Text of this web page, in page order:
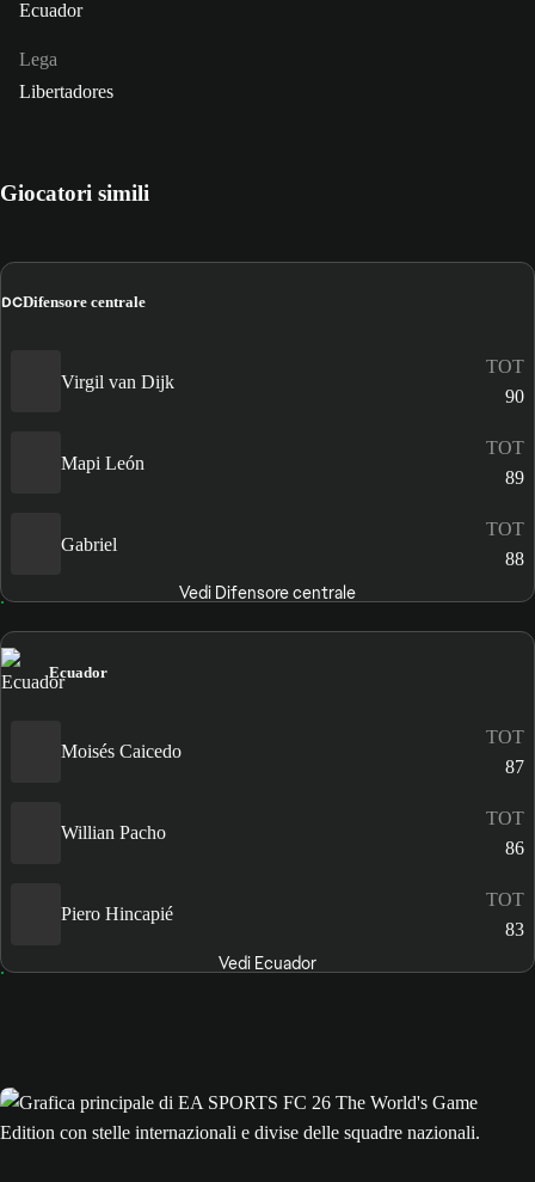
Ecuador
Lega
Libertadores
Giocatori simili
DCDifensore centrale
Virgil van Dijk
TOT
90
Mapi León
TOT
89
Gabriel
TOT
88
Vedi Difensore centrale
Ecuador
Moisés Caicedo
TOT
87
Willian Pacho
TOT
86
Piero Hincapié
TOT
83
Vedi Ecuador